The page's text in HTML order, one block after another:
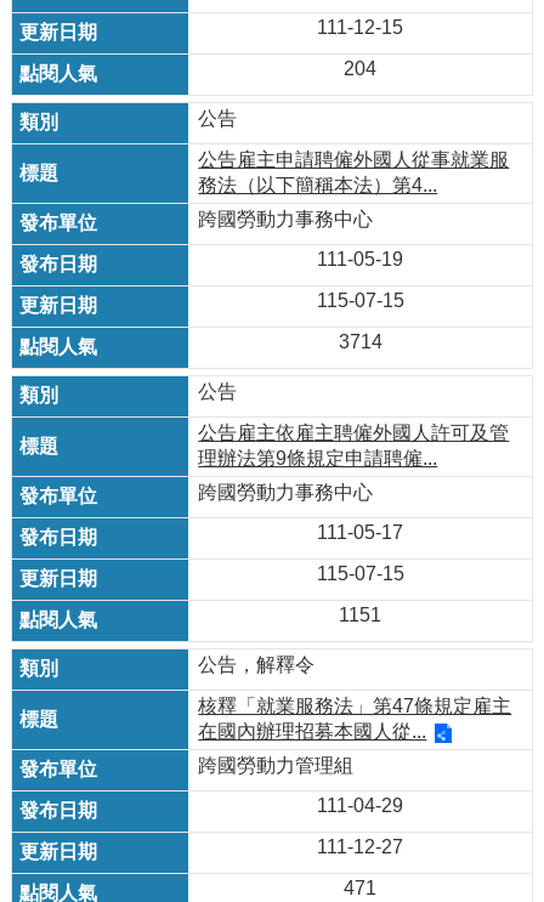
111-12-15
204
公告
公告雇主申請聘僱外國人從事就業服
務法（以下簡稱本法）第4...
跨國勞動力事務中心
111-05-19
115-07-15
3714
公告
公告雇主依雇主聘僱外國人許可及管
理辦法第9條規定申請聘僱...
跨國勞動力事務中心
111-05-17
115-07-15
1151
公告，解釋令
核釋「就業服務法」第47條規定雇主
在國內辦理招募本國人從...
跨國勞動力管理組
111-04-29
111-12-27
471